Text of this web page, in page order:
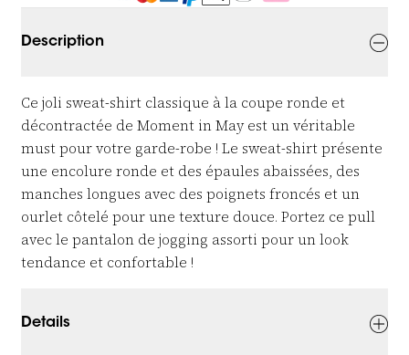
Description
Ce joli sweat-shirt classique à la coupe ronde et
décontractée de Moment in May est un véritable
must pour votre garde-robe ! Le sweat-shirt présente
une encolure ronde et des épaules abaissées, des
manches longues avec des poignets froncés et un
ourlet côtelé pour une texture douce. Portez ce pull
avec le pantalon de jogging assorti pour un look
tendance et confortable !
Details